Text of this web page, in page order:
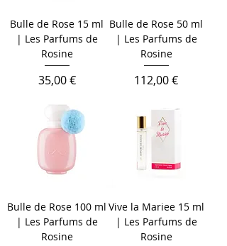
Bulle de Rose 15 ml
| Les Parfums de
Rosine
Cena
35,00 €
Bulle de Rose 50 ml
| Les Parfums de
Rosine
Cena
112,00 €
Bulle de Rose 100 ml
| Les Parfums de
Rosine
Vive la Mariee 15 ml
| Les Parfums de
Rosine